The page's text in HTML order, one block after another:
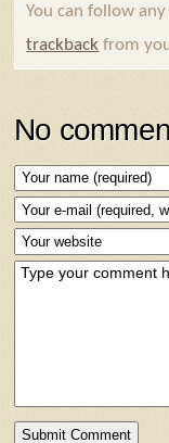
You can follow
trackback from
No